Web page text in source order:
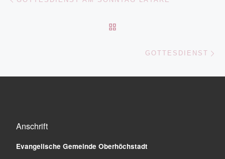
GOTTESDIENST
Anschrift
Evangelische Gemeinde Oberhöchstadt